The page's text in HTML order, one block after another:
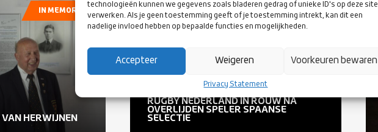
technologieën kunnen we gegevens zoals bladeren gedrag of unieke ID's op deze site
verwerken. Als je geen toestemming geeft of je toestemming intrekt, kan dit een
nadelige invloed hebben op bepaalde functies en mogelijkheden.
Accepteer Weigeren Voorkeuren bewaren
Privacy Statement
HERWIJNEN
IN MEMORIAM
21 DECEMBER 2021
RUGBY NEDERLAND IN ROUW NA
OVERLIJDEN SPELER SPAANSE
SELECTIE